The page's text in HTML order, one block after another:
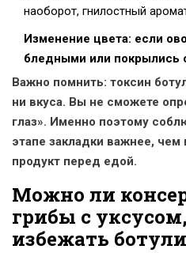
наоборот, гнилостный
Изменение цвета: если
бледными или покрылись
Важно помнить: токсин
ни вкуса. Вы не сможете
глаз». Именно поэтому
этапе закладки важнее, чем
продукт перед едой.
Можно ли
грибы с
избежать